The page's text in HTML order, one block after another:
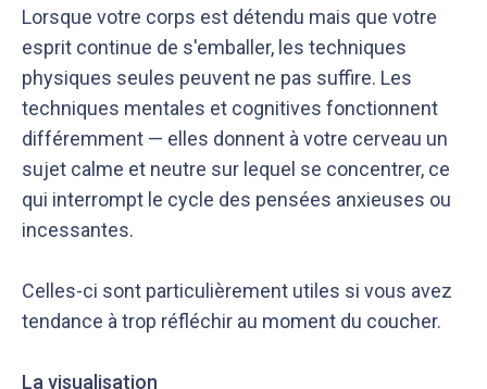
Lorsque votre corps est détendu mais que votre
esprit continue de s'emballer, les techniques
physiques seules peuvent ne pas suffire. Les
techniques mentales et cognitives fonctionnent
différemment — elles donnent à votre cerveau un
sujet calme et neutre sur lequel se concentrer, ce
qui interrompt le cycle des pensées anxieuses ou
incessantes.
Celles-ci sont particulièrement utiles si vous avez
tendance à trop réfléchir au moment du coucher.
La visualisation